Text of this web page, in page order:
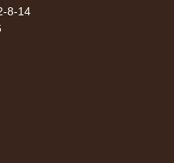
8-14